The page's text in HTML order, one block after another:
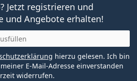
Jetzt registrieren und
und Angebote erhalten!
hierzu gelesen. Ich bin
E-Mail-Adresse einverstanden
widerrufen.